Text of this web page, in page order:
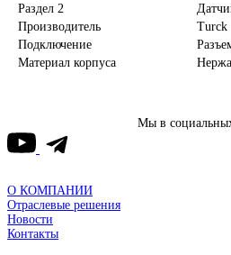
Раздел 2
Производитель
Turck
Подключение
Материал корпуса
Мы в
О КОМПАНИИ
Отраслевые решения
Новости
Контакты